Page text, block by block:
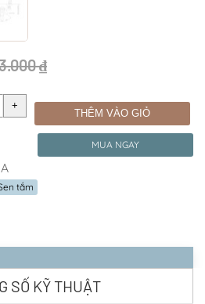
₫
THÊM VÀO GIỎ
MUA NGAY
tắm
SỐ KỸ THUẬT